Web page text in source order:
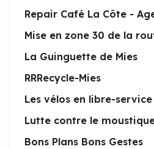
Repair Café La Côte -
Mise en zone 30 de la
La Guinguette de Mies
RRRecycle-Mies
Les vélos en libre-
Lutte contre le
Bons Plans Bons Gestes